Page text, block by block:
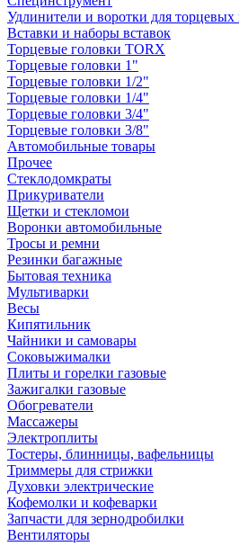
Удлинители и воротки для торцевых
Вставки и наборы вставок
Торцевые головки TORX
Торцевые головки 1"
Торцевые головки 1/2"
Торцевые головки 1/4"
Торцевые головки 3/4"
Торцевые головки 3/8"
Автомобильные товары
Прочее
Стеклодомкраты
Прикуриватели
Щетки и стекломои
Воронки автомобильные
Тросы и ремни
Резинки багажные
Бытовая техника
Мультиварки
Весы
Кипятильник
Чайники и самовары
Соковыжималки
Плиты и горелки газовые
Зажигалки газовые
Обогреватели
Массажеры
Электроплиты
Тостеры, блинницы, вафельницы
Триммеры для стрижки
Духовки электрические
Кофемолки и кофеварки
Запчасти для зернодробилки
Вентиляторы